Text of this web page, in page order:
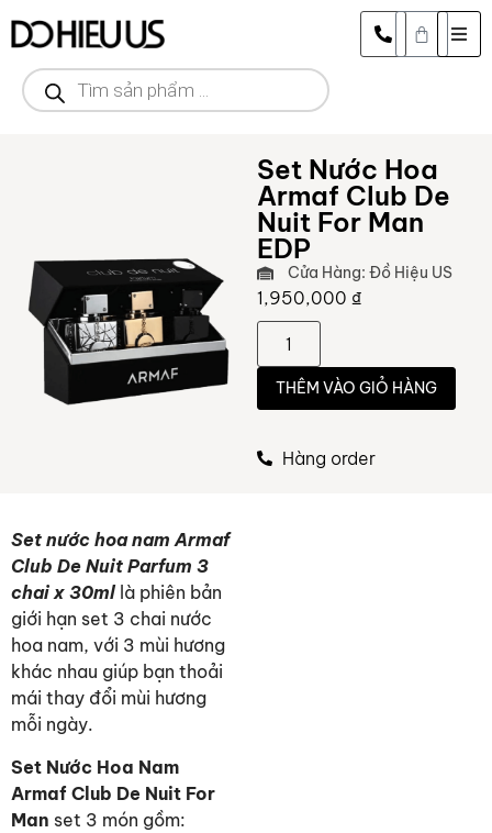
Set Nước Hoa
Armaf Club De
Nuit For Man
EDP
Cửa Hàng: Đồ Hiệu US
1,950,000 ₫
THÊM VÀO GIỎ HÀNG
Hàng order
Set nước hoa nam Armaf
Club De Nuit Parfum 3
chai x 30ml là phiên bản
giới hạn set 3 chai nước
hoa nam, với 3 mùi hương
khác nhau giúp bạn thoải
mái thay đổi mùi hương
mỗi ngày.
Set Nước Hoa Nam
Armaf Club De Nuit For
Man set 3 món gồm: